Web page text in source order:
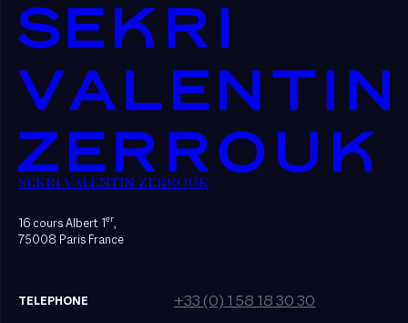
SEKRI VALENTIN ZERROUK
16 cours Albert 1er,
75008 Paris France
TELEPHONE +33 (0) 1 58 18 30 30